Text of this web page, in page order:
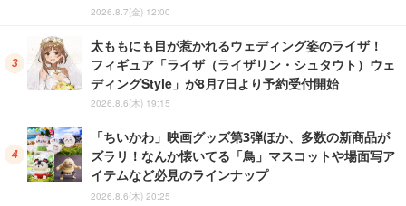
2026.8.7(金) 12:00
太ももにも目が惹かれるウェディング姿のライザ！
フィギュア「ライザ（ライザリン・シュタウト）ウェ
ディングStyle」が8月7日より予約受付開始
2026.8.6(木) 19:15
「ちいかわ」映画グッズ第3弾ほか、多数の新商品が
ズラリ！なんか懐いてる「鳥」マスコットや場面写ア
イテムなど必見のラインナップ
2026.8.6(木) 20:25